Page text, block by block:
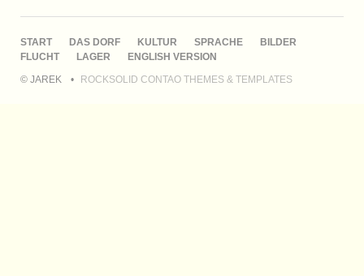
NAVIGATION
ÜBERSPRINGEN
START DAS DORF KULTUR SPRACHE
BILDER
FLUCHT
LAGER
ENGLISH VERSION
© JAREK
ROCKSOLID CONTAO THEMES & TEMPLATES